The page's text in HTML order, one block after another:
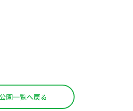
公園一覧へ戻る